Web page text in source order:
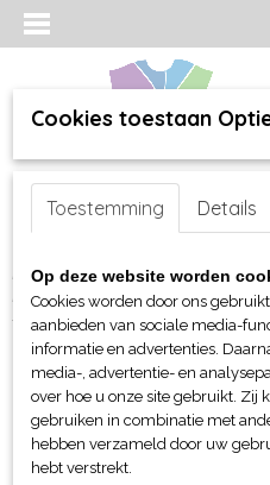
Inloggen Registreren
Home >webshop>Per merk >
Mutsen en Beanies> Myrtle
Cookies toestaan
Toestemming Details
Op deze website worden
Cookies worden door ons
aanbieden van sociale media-
informatie en advertenties.
media-, advertentie- en
over hoe u onze site gebruikt. Zij
gebruiken in combinatie met
hebben verzameld door uw
hebt verstrekt.